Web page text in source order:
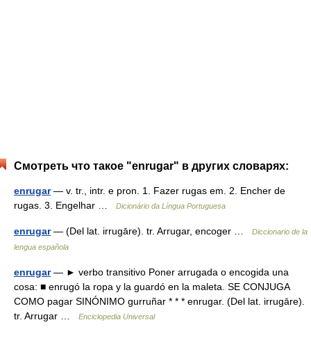
Смотреть что такое "enrugar" в других словарях:
enrugar— v. tr., intr. e pron. 1. Fazer rugas em. 2. Encher de
rugas. 3. Engelhar …
Dicionário da Língua Portuguesa
enrugar— (Del lat. irrugāre). tr. Arrugar, encoger …
Diccionario de la
lengua española
enrugar— ► verbo transitivo Poner arrugada o encogida una
cosa: ■ enrugó la ropa y la guardó en la maleta. SE CONJUGA
COMO pagar SINÓNIMO gurruñar * * * enrugar. (Del lat. irrugāre).
tr. Arrugar …
Enciclopedia Universal